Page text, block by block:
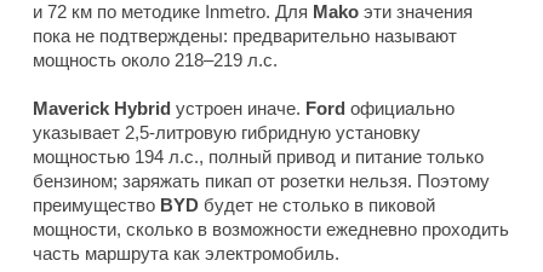
и 72 км по методике Inmetro. Для Mako эти значения
пока не подтверждены: предварительно называют
мощность около 218–219 л.с.
Maverick Hybrid устроен иначе. Ford официально
указывает 2,5-литровую гибридную установку
мощностью 194 л.с., полный привод и питание только
бензином; заряжать пикап от розетки нельзя. Поэтому
преимущество BYD будет не столько в пиковой
мощности, сколько в возможности ежедневно проходить
часть маршрута как электромобиль.